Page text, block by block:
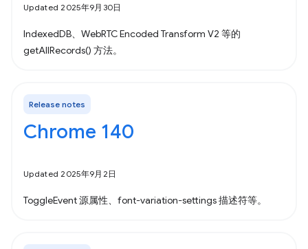
Updated 2025年9月30日
IndexedDB、WebRTC Encoded Transform V2 等的
getAllRecords() 方法。
Release notes
Chrome 140
Updated 2025年9月2日
ToggleEvent 源属性、font-variation-settings 描述符等。